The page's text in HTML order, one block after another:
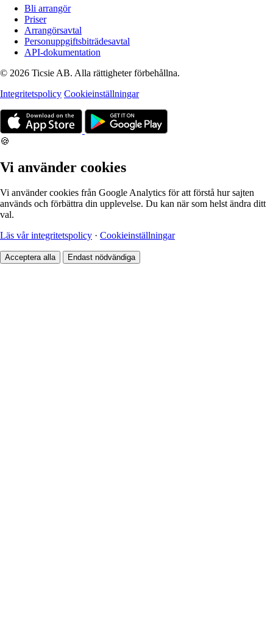
Bli arrangör
Priser
Arrangörsavtal
Personuppgiftsbiträdesavtal
API-dokumentation
© 2026 Ticsie AB. Alla rättigheter förbehållna.
Integritetspolicy Cookieinställningar
🍪
Vi använder cookies
Vi använder cookies från Google Analytics för att förstå hur sajten
används och förbättra din upplevelse. Du kan när som helst ändra ditt
val.
Läs vår integritetspolicy · Cookieinställningar
Acceptera alla Endast nödvändiga